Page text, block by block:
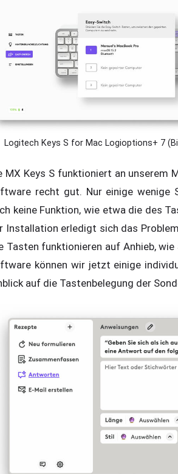
Logitech Keys S for Mac Logioptions+ 7
MX Keys S funktioniert an unserem
recht gut. Nur einige wenige
keine Funktion, wie etwa die des
Installation erledigt sich das
Tasten funktionieren auf Anhieb,
können wir jetzt einige
auf die Tastenbelegung der